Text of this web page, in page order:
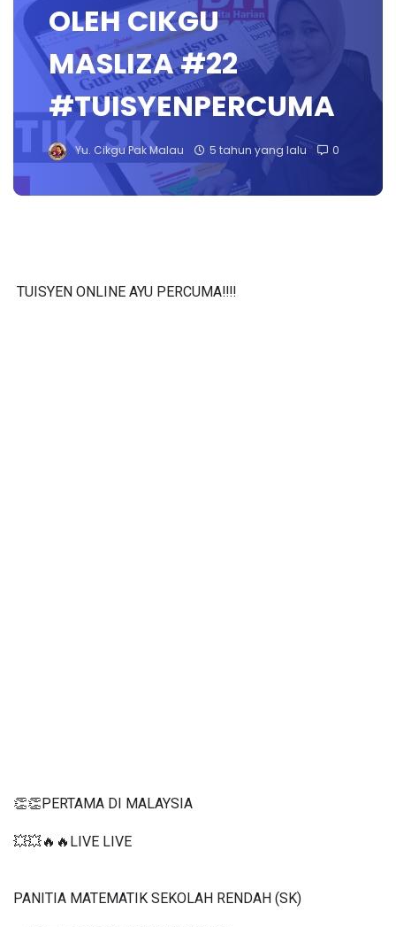
OLEH CIKGU
MASLIZA #22
#TUISYENPERCUMA
Yu. Cikgu Pak Malau 5 tahun yang lalu 0
TUISYEN ONLINE AYU PERCUMA‼️‼️
👏👏PERTAMA DI MALAYSIA
💥💥🔥🔥LIVE LIVE
PANITIA MATEMATIK SEKOLAH RENDAH (SK)